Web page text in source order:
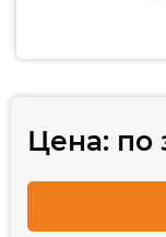
Цена: по